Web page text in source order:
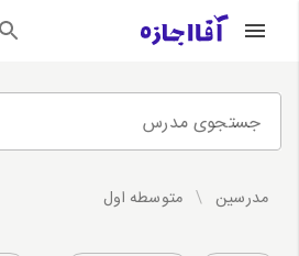
جستجوی مدرس
مدرسین / متوسطه اول